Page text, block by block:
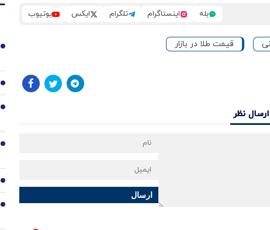
بله اینستاگرام تلگرام ایکس یوتیوب
قیمت طلا در بازار
ارسال نظر
ارسال
1
2
3
4
5
6